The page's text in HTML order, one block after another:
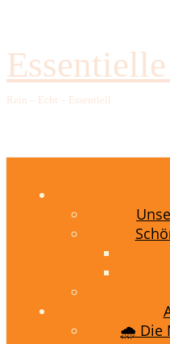
Rein – Echt – Essentiell
🌧️ Die